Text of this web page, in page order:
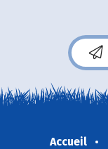
Accueil